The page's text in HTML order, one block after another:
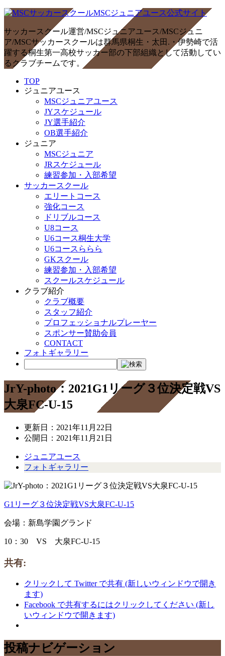
サッカースクール運営/MSCジュニアユース/MSCジュニ
ア/MSCサッカースクールは群馬県桐生・太田.・伊勢崎で活
躍する桐生第一高校サッカー部の下部組織として活動してい
るクラブチームです。
TOP
ジュニアユース
MSCジュニアユース
JYスケジュール
JY選手紹介
OB選手紹介
ジュニア
MSCジュニア
JRスケジュール
練習参加・入部希望
サッカースクール
エリートコース
強化コース
ドリブルコース
U8コース
U6コース桐生大学
U6コースららら
GKスクール
練習参加・入部希望
スクールスケジュール
クラブ紹介
クラブ概要
スタッフ紹介
プロフェッショナルプレーヤー
スポンサー賛助会員
CONTACT
フォトギャラリー
JrY-photo：2021G1リーグ３位決定戦VS
大泉FC-U-15
更新日： 2021年11月22日
公開日： 2021年11月21日
ジュニアユース
フォトギャラリー
G1リーグ３位決定戦VS大泉FC-U-15
会場：新島学園グランド
10：30 VS 大泉FC-U-15
共有:
クリックして Twitter で共有 (新しいウィンドウで開き
ます)
Facebook で共有するにはクリックしてください (新し
いウィンドウで開きます)
投稿ナビゲーション